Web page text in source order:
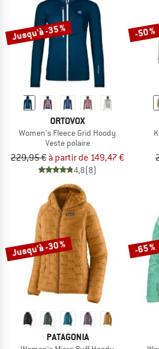
Jusqu'à -35 %
ORTOVOX
Women's Fleece Grid Hoody
Veste polaire
229,95 € à partir de 149,47 €
4,8(8)
-50 %
Jusqu'à -30 %
PATAGONIA
-65 %